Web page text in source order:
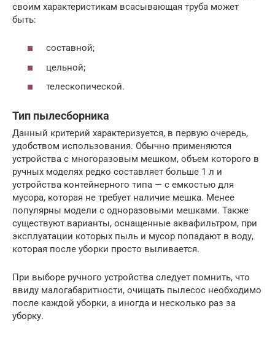
своим характеристикам всасывающая труба может
быть:
составной;
цельной;
телескопической.
Тип пылесборника
Данный критерий характеризуется, в первую очередь,
удобством использования. Обычно применяются
устройства с многоразовым мешком, объем которого в
ручных моделях редко составляет больше 1 л и
устройства контейнерного типа — с емкостью для
мусора, которая не требует наличие мешка. Менее
популярны модели с одноразовыми мешками. Также
существуют варианты, оснащенные аквафильтром, при
эксплуатации которых пыль и мусор попадают в воду,
которая после уборки просто выливается.
При выборе ручного устройства следует помнить, что
ввиду малогабаритности, очищать пылесос необходимо
после каждой уборки, а иногда и несколько раз за
уборку.